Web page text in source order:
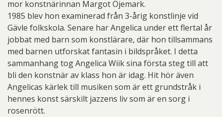
mor konstnärinnan Margot Öjemark.
1985 blev hon examinerad från 3-årig konstlinje vid
Gävle folkskola. Senare har Angelica under ett flertal år
jobbat med barn som konstlärare, där hon tillsammans
med barnen utforskat fantasin i bildspråket. I detta
sammanhang tog Angelica Wiik sina första steg till att
bli den konstnär av klass hon är idag. Hit hör även
Angelicas kärlek till musiken som är ett grundstråk i
hennes konst särskilt jazzens liv som är en sorg i
rosenrött.